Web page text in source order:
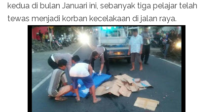
kedua di bulan Januari ini, sebanyak tiga pelajar telah
tewas menjadi korban kecelakaan di jalan raya.